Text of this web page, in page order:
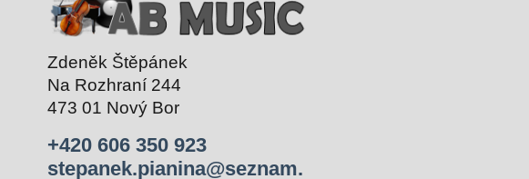
Zdeněk Štěpánek
Na Rozhraní 244
473 01 Nový Bor
+420 606 350 923
stepanek.pianina@seznam.